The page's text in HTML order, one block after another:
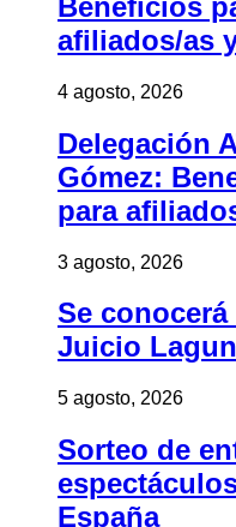
afiliados/as
4 agosto, 2026
Delegación
Gómez:
para
3 agosto, 2026
Se
Juicio
5 agosto, 2026
Sorteo de
España